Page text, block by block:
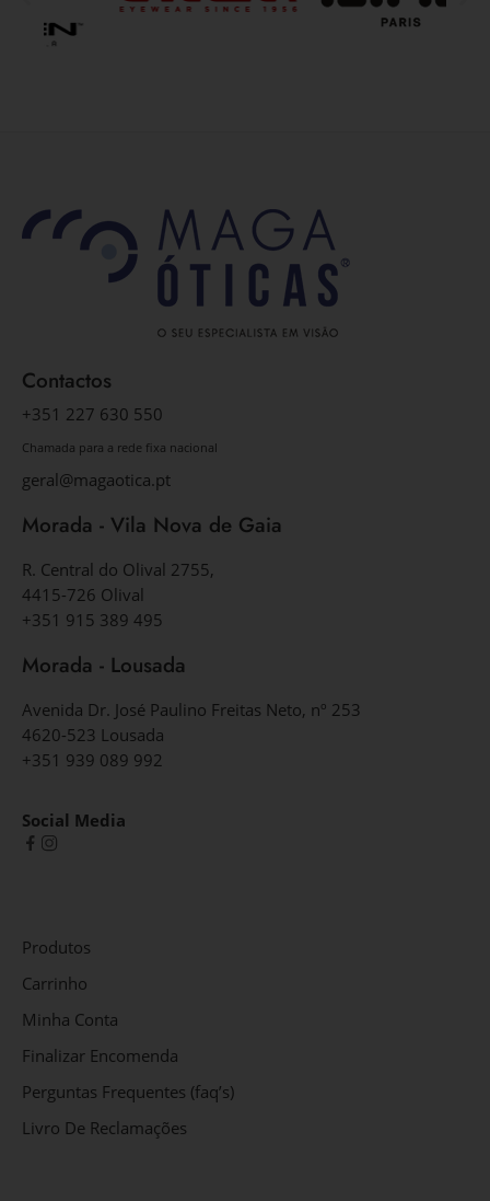
Contactos
+351 227 630 550
Chamada para a rede fixa nacional
geral@magaotica.pt
Morada - Vila Nova de Gaia
R. Central do Olival 2755,
4415-726 Olival
+351 915 389 495
Morada - Lousada
Avenida Dr. José Paulino Freitas Neto, nº 253
4620-523 Lousada
+351 939 089 992
Social Media
Produtos
Carrinho
Minha Conta
Finalizar Encomenda
Perguntas Frequentes (faq’s)
Livro De Reclamações